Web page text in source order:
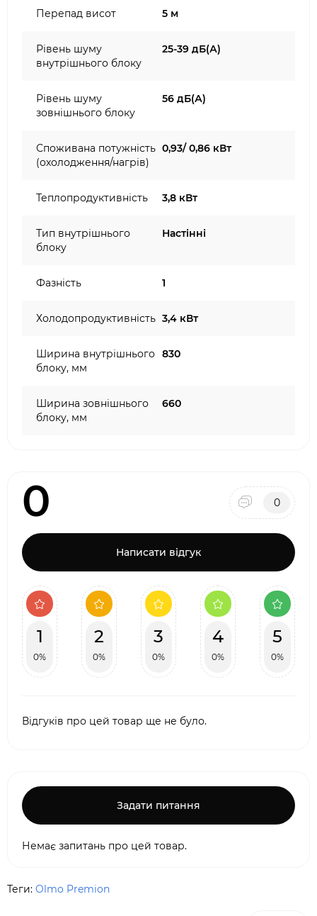
Перепад висот 5 м
Рівень шуму
внутрішнього блоку
25-39 дБ(А)
Рівень шуму
зовнішнього блоку
56 дБ(А)
Споживана потужність
(охолодження/нагрів)
0,93/ 0,86 кВт
Теплопродуктивність 3,8 кВт
Тип внутрішнього
блоку
Настінні
Фазність 1
Холодопродуктивність 3,4 кВт
Ширина внутрішнього
блоку, мм
830
Ширина зовнішнього
блоку, мм
660
0 0
Написати відгук
1
0%
2
0%
3
0%
4
0%
5
0%
Відгуків про цей товар ще не було.
Задати питання
Немає запитань про цей товар.
Теги: Olmo Premion